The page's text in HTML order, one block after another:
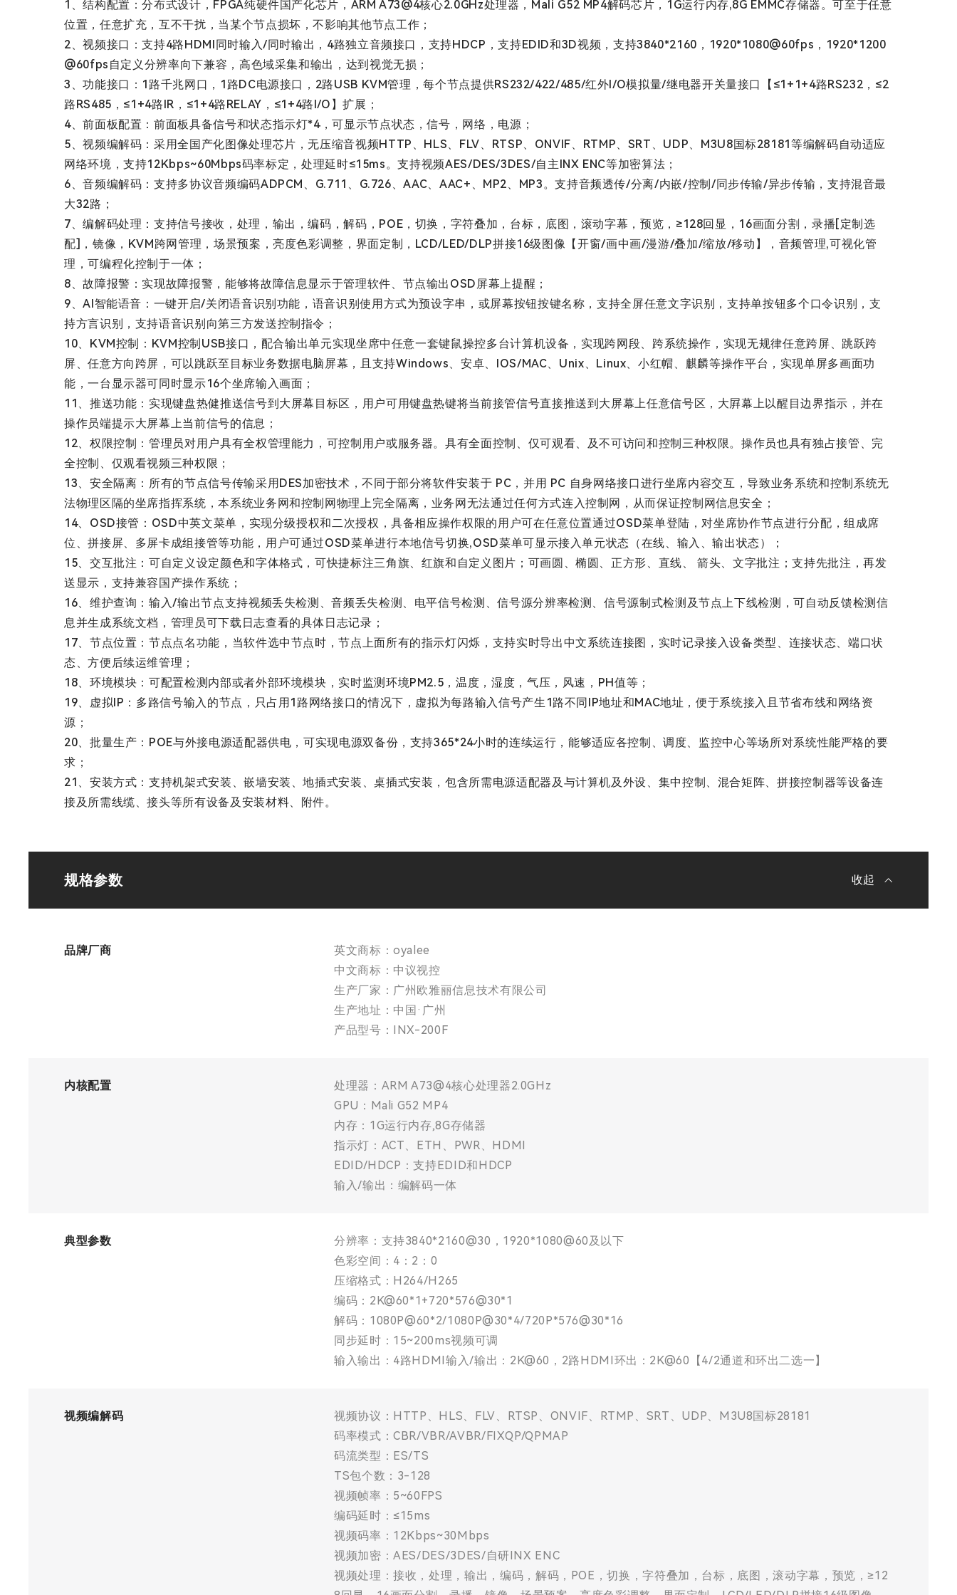
1、结构配置：分布式设计，FPGA纯硬件国产化芯片，ARM A73@4核心2.0GHz处理器，Mali G52 MP4解码芯片，1G运行内存,8G EMMC存储器。可至于任意
位置，任意扩充，互不干扰，当某个节点损坏，不影响其他节点工作；
2、视频接口：支持4路HDMI同时输入/同时输出，4路独立音频接口，支持HDCP，支持EDID和3D视频，支持3840*2160，1920*1080@60fps，1920*1200
@60fps自定义分辨率向下兼容，高色域采集和输出，达到视觉无损；
3、功能接口：1路千兆网口，1路DC电源接口，2路USB KVM管理，每个节点提供RS232/422/485/红外I/O模拟量/继电器开关量接口【≤1+1+4路RS232，≤2
路RS485，≤1+4路IR，≤1+4路RELAY，≤1+4路I/O】扩展；
4、前面板配置：前面板具备信号和状态指示灯*4，可显示节点状态，信号，网络，电源；
5、视频编解码：采用全国产化图像处理芯片，无压缩音视频HTTP、HLS、FLV、RTSP、ONVIF、RTMP、SRT、UDP、M3U8国标28181等编解码自动适应
网络环境，支持12Kbps~60Mbps码率标定，处理延时≤15ms。支持视频AES/DES/3DES/自主INX ENC等加密算法；
6、音频编解码：支持多协议音频编码ADPCM、G.711、G.726、AAC、AAC+、MP2、MP3。支持音频透传/分离/内嵌/控制/同步传输/异步传输，支持混音最
大32路；
7、编解码处理：支持信号接收，处理，输出，编码，解码，POE，切换，字符叠加，台标，底图，滚动字幕，预览，≥128回显，16画面分割，录播[定制选
配]，镜像，KVM跨网管理，场景预案，亮度色彩调整，界面定制，LCD/LED/DLP拼接16级图像【开窗/画中画/漫游/叠加/缩放/移动】，音频管理,可视化管
理，可编程化控制于一体；
8、故障报警：实现故障报警，能够将故障信息显示于管理软件、节点输出OSD屏幕上提醒；
9、AI智能语音：一键开启/关闭语音识别功能，语音识别使用方式为预设字串，或屏幕按钮按键名称，支持全屏任意文字识别，支持单按钮多个口令识别，支
持方言识别，支持语音识别向第三方发送控制指令；
10、KVM控制：KVM控制USB接口，配合输出单元实现坐席中任意一套键鼠操控多台计算机设备，实现跨网段、跨系统操作，实现无规律任意跨屏、跳跃跨
屏、任意方向跨屏，可以跳跃至目标业务数据电脑屏幕，且支持Windows、安卓、IOS/MAC、Unix、Linux、小红帽、麒麟等操作平台，实现单屏多画面功
能，一台显示器可同时显示16个坐席输入画面；
11、推送功能：实现键盘热健推送信号到大屏幕目标区，用户可用键盘热键将当前接管信号直接推送到大屏幕上任意信号区，大屛幕上以醒目边界指示，并在
操作员端提示大屏幕上当前信号的信息；
12、权限控制：管理员对用户具有全权管理能力，可控制用户或服务器。具有全面控制、仅可观看、及不可访问和控制三种权限。操作员也具有独占接管、完
全控制、仅观看视频三种权限；
13、安全隔离：所有的节点信号传输采用DES加密技术，不同于部分将软件安装于 PC，并用 PC 自身网络接口进行坐席内容交互，导致业务系统和控制系统无
法物理区隔的坐席指挥系统，本系统业务网和控制网物理上完全隔离，业务网无法通过任何方式连入控制网，从而保证控制网信息安全；
14、OSD接管：OSD中英文菜单，实现分级授权和二次授权，具备相应操作权限的用户可在任意位置通过OSD菜单登陆，对坐席协作节点进行分配，组成席
位、拼接屏、多屏卡成组接管等功能，用户可通过OSD菜单进行本地信号切换,OSD菜单可显示接入单元状态（在线、输入、输出状态）；
15、交互批注：可自定义设定颜色和字体格式，可快捷标注三角旗、红旗和自定义图片；可画圆、椭圆、正方形、直线、 箭头、文字批注；支持先批注，再发
送显示，支持兼容国产操作系统；
16、维护查询：输入/输出节点支持视频丢失检测、音频丢失检测、电平信号检测、信号源分辨率检测、信号源制式检测及节点上下线检测，可自动反馈检测信
息并生成系统文档，管理员可下载日志查看的具体日志记录；
17、节点位置：节点点名功能，当软件选中节点时，节点上面所有的指示灯闪烁，支持实时导出中文系统连接图，实时记录接入设备类型、连接状态、端口状
态、方便后续运维管理；
18、环境模块：可配置检测内部或者外部环境模块，实时监测环境PM2.5，温度，湿度，气压，风速，PH值等；
19、虚拟IP：多路信号输入的节点，只占用1路网络接口的情况下，虚拟为每路输入信号产生1路不同IP地址和MAC地址，便于系统接入且节省布线和网络资
源；
20、批量生产：POE与外接电源适配器供电，可实现电源双备份，支持365*24小时的连续运行，能够适应各控制、调度、监控中心等场所对系统性能严格的要
求；
21、安装方式：支持机架式安装、嵌墙安装、地插式安装、桌插式安装，包含所需电源适配器及与计算机及外设、集中控制、混合矩阵、拼接控制器等设备连
接及所需线缆、接头等所有设备及安装材料、附件。
规格参数
品牌厂商
英文商标：oyalee
中文商标：中议视控
生产厂家：广州欧雅丽信息技术有限公司
生产地址：中国·广州
产品型号：INX-200F
内核配置
处理器：ARM A73@4核心处理器2.0GHz
GPU：Mali G52 MP4
内存：1G运行内存,8G存储器
指示灯：ACT、ETH、PWR、HDMI
EDID/HDCP：支持EDID和HDCP
输入/输出：编解码一体
典型参数
分辨率：支持3840*2160@30，1920*1080@60及以下
色彩空间：4：2：0
压缩格式：H264/H265
编码：2K@60*1+720*576@30*1
解码：1080P@60*2/1080P@30*4/720P*576@30*16
同步延时：15~200ms视频可调
输入输出：4路HDMI输入/输出：2K@60，2路HDMI环出：2K@60【4/2通道和环出二选一】
视频编解码
视频协议：HTTP、HLS、FLV、RTSP、ONVIF、RTMP、SRT、UDP、M3U8国标28181
码率模式：CBR/VBR/AVBR/FIXQP/QPMAP
码流类型：ES/TS
TS包个数：3-128
视频帧率：5~60FPS
编码延时：≤15ms
视频码率：12Kbps~30Mbps
视频加密：AES/DES/3DES/自研INX ENC
视频处理：接收，处理，输出，编码，解码，POE，切换，字符叠加，台标，底图，滚动字幕，预览，≥12